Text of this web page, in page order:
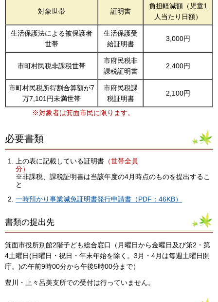
対象世帯 証明書
負担軽減額（児童1
人当たり日額）
生活保護法による被保護者
世帯
生活保護受
給証明書
3,000円
市町村民税非課税世帯
市府民税非
課税証明書
2,400円
市町村民税所得割合算額が7
万7,101円未満世帯
市府民税課
税証明書
2,100円
※対象者は箕面市民に限ります。
必要書類
上の表に記載している証明書 （世帯全員
分）
※非課税、課税証明書は当該年度の4月時点のものを提出するこ
と
一時預かり事業減免証明書発行申請書（PDF：46KB）
書類の提出先
箕面市役所別館2階子ども総合窓口（月曜日から金曜日及び第2・第
4土曜日(日曜日・祝日・年末年始を除く。3月・4月は毎週土曜日開
庁。)の午前9時00分から午後5時00分まで）
豊川・止々呂美支所での受付は行っていません。